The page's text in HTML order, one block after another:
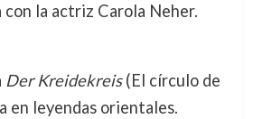
con la actriz Carola Neher.
Der Kreidekreis(El círculo de
en leyendas orientales.